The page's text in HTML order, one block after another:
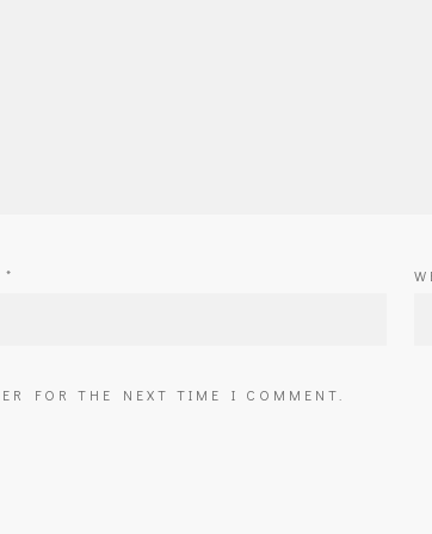
*
FOR THE NEXT TIME I COMMENT.